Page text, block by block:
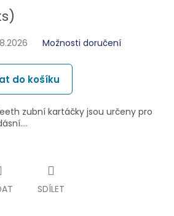
Možnosti doručení
do košíku
zubní kartáčky jsou určeny pro
SDÍLET